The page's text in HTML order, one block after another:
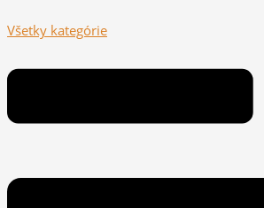
Všetky kategórie